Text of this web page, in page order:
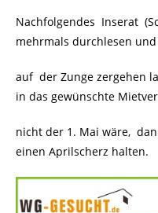
Nachfolgendes Inserat
mehrmals durchlesen
auf der Zunge zergehen
in das gewünschte
nicht der 1. Mai wäre,
einen Aprilscherz halten.